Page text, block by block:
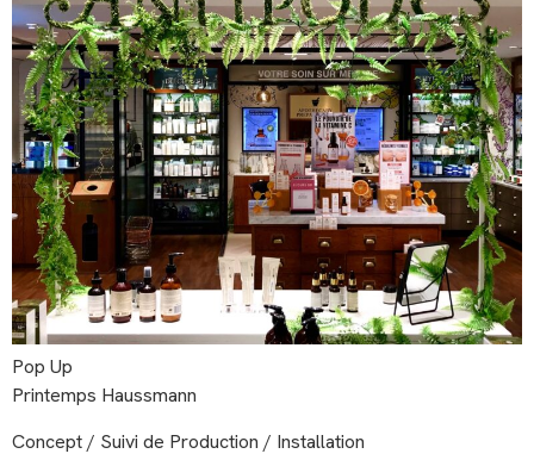
Pop Up
Printemps Haussmann
Concept / Suivi de Production / Installation